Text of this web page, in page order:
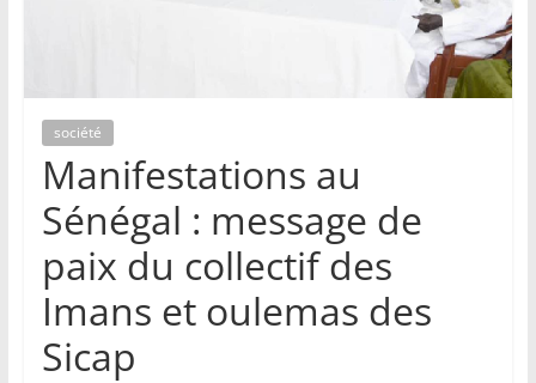
société
Manifestations au
Sénégal : message de
paix du collectif des
Imans et oulemas des
Sicap